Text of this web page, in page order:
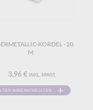
KORDEL - 20
M
3,96 € INKL. MWST.
DEN WARENKORB LEGEN